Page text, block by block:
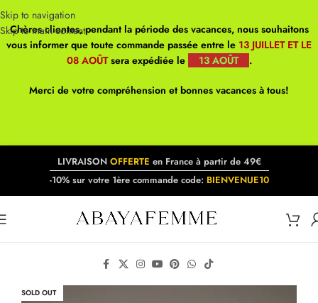
Skip to navigation
Skip to main content
Chères clientes, pendant la période des vacances, nous souhaitons
vous informer que toute commande passée entre le 13 JUILLET ET LE
08 AOÛTsera expédiée le 13 AOÛT .
Merci de votre compréhension et bonnes vacances à tous!
LIVRAISON OFFERTE en France à partir de 49€
-10% sur votre 1ère commande code: BIENVENUE10
SOLD OUT